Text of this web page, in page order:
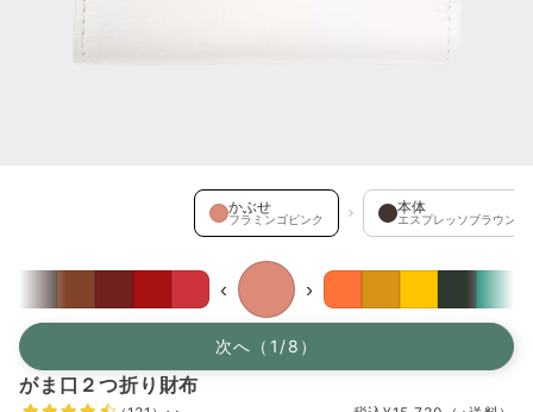
かぶせ
フラミンゴピンク
本体
エスプレッソブラウン
‹ ›
がま口２つ折り財布
次へ（1/8）